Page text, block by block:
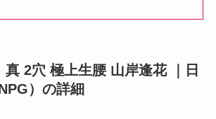
真 2穴 極上生腰 山岸逢花 ｜日
）の詳細